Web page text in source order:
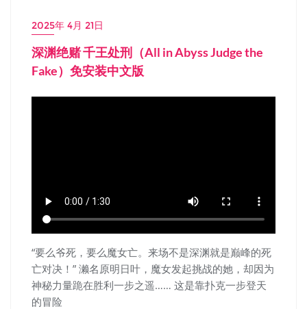
2025年 4月 21日
深渊绝赌 千王处刑（All in Abyss Judge the
Fake）免安装中文版
“要么爷死，要么魔女亡。来场不是深渊就是巅峰的死
亡对决！” 濑名原明日叶，魔女发起挑战的她，却因为
神秘力量跪在胜利一步之遥…… 这是靠扑克一步登天
的冒险